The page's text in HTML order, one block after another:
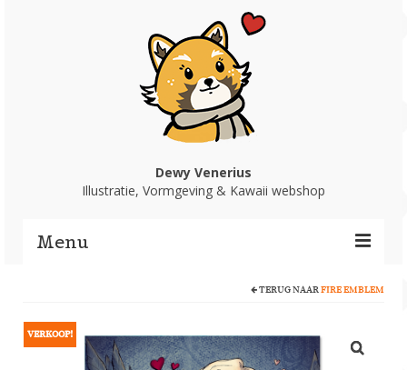
Dewy Venerius
Illustratie, Vormgeving & Kawaii webshop
Menu
Portfolio
TERUG NAAR FIRE EMBLEM
VERKOOP!